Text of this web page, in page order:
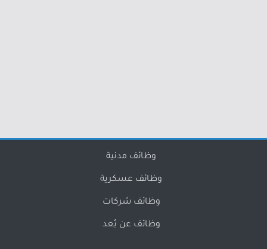
وظائف مدنية
وظائف عسكرية
وظائف شركات
وظائف عن بُعد